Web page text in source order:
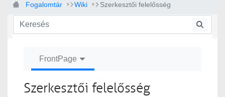
Fogalomtár Wiki Szerkesztői felelősség
FrontPage
Szerkesztői felelősség